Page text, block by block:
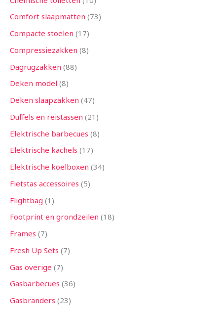
Comfort slaapmatten 73
Compacte stoelen 17
Compressiezakken 8
Dagrugzakken 88
Deken model 8
Deken slaapzakken 47
Duffels en reistassen 21
Elektrische barbecues 8
Elektrische kachels 17
Elektrische koelboxen 34
Fietstas accessoires 5
Flightbag 1
Footprint en grondzeilen 18
Frames 7
Fresh Up Sets 7
Gas overige 7
Gasbarbecues 36
Gasbranders 23